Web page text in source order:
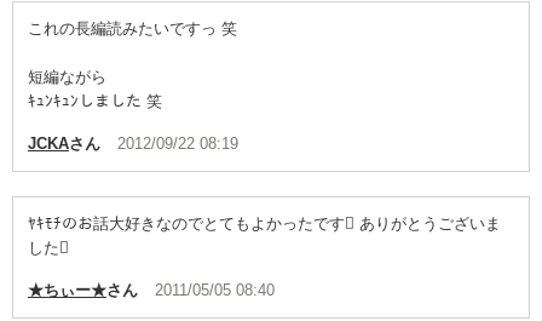
これの長編読みたいですっ 笑
短編ながら
ｷｭﾝｷｭﾝしました 笑
JCKAさん 2012/09/22 08:19
ﾔｷﾓﾁのお話大好きなのでとてもよかったです ありがとうございま
した
★ちぃー★さん 2011/05/05 08:40